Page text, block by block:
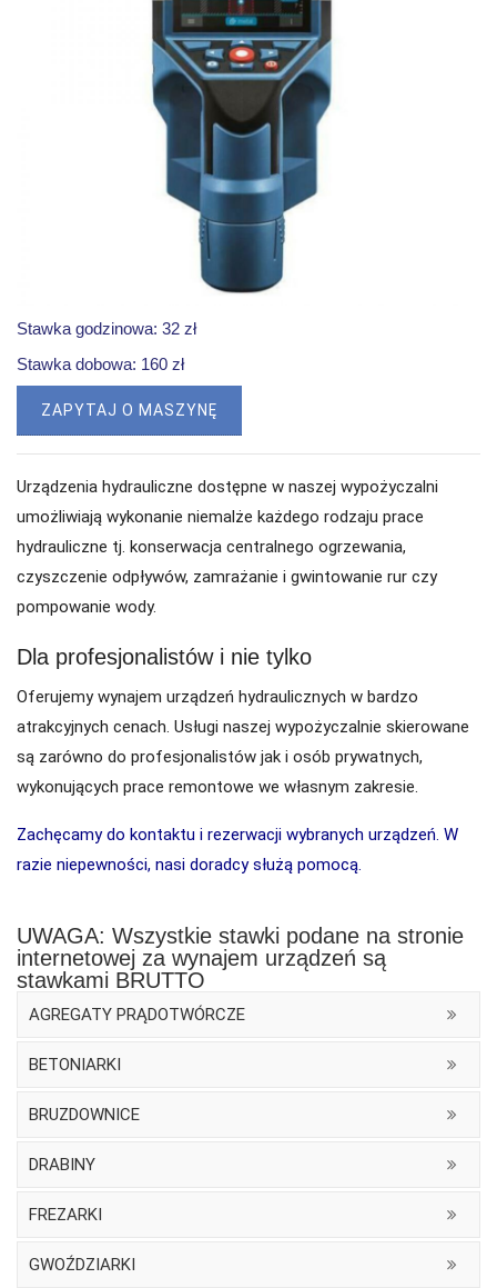
AGREGATY PRĄDOTWÓRCZE
BETONIARKI
BRUZDOWNICE
DRABINY
FREZARKI
GWOŹDZIARKI
Stawka godzinowa: 32 zł
Stawka dobowa: 160 zł
ZAPYTAJ O MASZYNĘ
Urządzenia hydrauliczne dostępne w naszej wypożyczalni
umożliwiają wykonanie niemalże każdego rodzaju prace
hydrauliczne tj. konserwacja centralnego ogrzewania,
czyszczenie odpływów, zamrażanie i gwintowanie rur czy
pompowanie wody.
Dla profesjonalistów i nie tylko
Oferujemy wynajem urządzeń hydraulicznych w bardzo
atrakcyjnych cenach. Usługi naszej wypożyczalnie skierowane
są zarówno do profesjonalistów jak i osób prywatnych,
wykonujących prace remontowe we własnym zakresie.
Zachęcamy do kontaktu i rezerwacji wybranych urządzeń. W
razie niepewności, nasi doradcy służą pomocą.
UWAGA: Wszystkie stawki podane na stronie
internetowej za wynajem urządzeń są
stawkami BRUTTO